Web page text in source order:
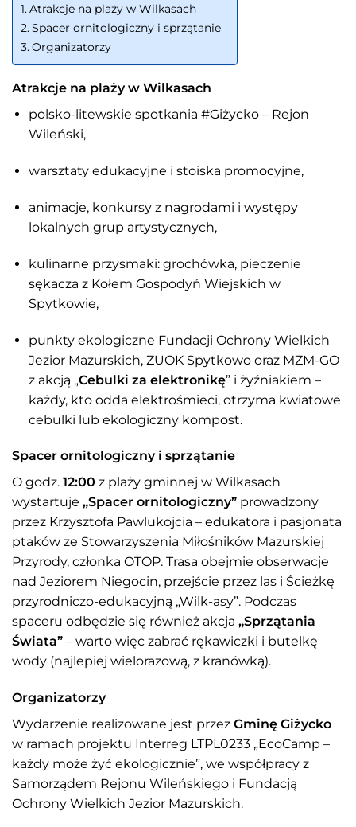
Atrakcje na plaży w Wilkasach
Spacer ornitologiczny i sprzątanie
Organizatorzy
Atrakcje na plaży w Wilkasach
polsko-litewskie spotkania #Giżycko – Rejon
Wileński,
warsztaty edukacyjne i stoiska promocyjne,
animacje, konkursy z nagrodami i występy
lokalnych grup artystycznych,
kulinarne przysmaki: grochówka, pieczenie
sękacza z Kołem Gospodyń Wiejskich w
Spytkowie,
punkty ekologiczne Fundacji Ochrony Wielkich
Jezior Mazurskich, ZUOK Spytkowo oraz MZM-GO
z akcją „Cebulki za elektronikę” i żyźniakiem –
każdy, kto odda elektrośmieci, otrzyma kwiatowe
cebulki lub ekologiczny kompost.
Spacer ornitologiczny i sprzątanie
O godz. 12:00 z plaży gminnej w Wilkasach
wystartuje „Spacer ornitologiczny” prowadzony
przez Krzysztofa Pawlukojcia – edukatora i pasjonata
ptaków ze Stowarzyszenia Miłośników Mazurskiej
Przyrody, członka OTOP. Trasa obejmie obserwacje
nad Jeziorem Niegocin, przejście przez las i Ścieżkę
przyrodniczo-edukacyjną „Wilk-asy”. Podczas
spaceru odbędzie się również akcja „Sprzątania
Świata” – warto więc zabrać rękawiczki i butelkę
wody (najlepiej wielorazową, z kranówką).
Organizatorzy
Wydarzenie realizowane jest przez Gminę Giżycko
w ramach projektu Interreg LTPL0233 „EcoCamp –
każdy może żyć ekologicznie”, we współpracy z
Samorządem Rejonu Wileńskiego i Fundacją
Ochrony Wielkich Jezior Mazurskich.